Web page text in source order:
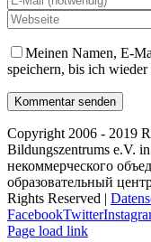
Meinen Namen, E-
speichern, bis ich wieder
Copyright 2006 - 2019
Bildungszentrums e.V.
некоммерческого
образовательный
Rights Reserved |
FacebookTwitter
Page load link